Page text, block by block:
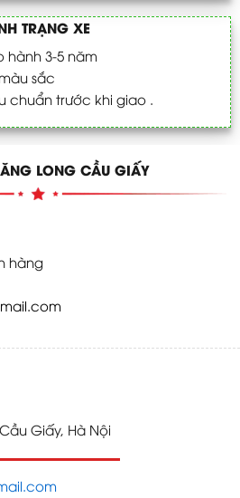
TRẠNG XE
hành 3-5 năm
sắc
chuẩn trước khi giao .
LONG CẦU GIẤY
hàng
Giấy, Hà Nội